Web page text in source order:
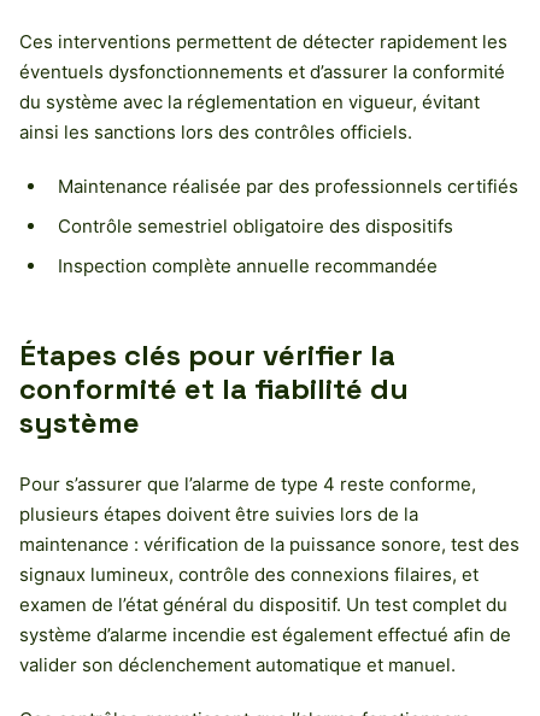
Ces interventions permettent de détecter rapidement les
éventuels dysfonctionnements et d’assurer la conformité
du système avec la réglementation en vigueur, évitant
ainsi les sanctions lors des contrôles officiels.
Maintenance réalisée par des professionnels certifiés
Contrôle semestriel obligatoire des dispositifs
Inspection complète annuelle recommandée
Étapes clés pour vérifier la
conformité et la fiabilité du
système
Pour s’assurer que l’alarme de type 4 reste conforme,
plusieurs étapes doivent être suivies lors de la
maintenance : vérification de la puissance sonore, test des
signaux lumineux, contrôle des connexions filaires, et
examen de l’état général du dispositif. Un test complet du
système d’alarme incendie est également effectué afin de
valider son déclenchement automatique et manuel.